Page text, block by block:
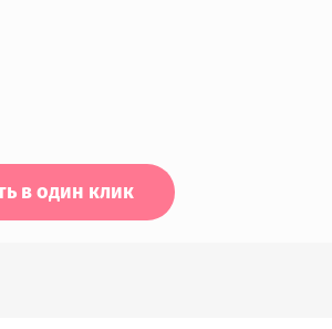
в один клик